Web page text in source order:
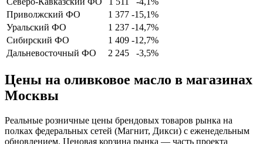
Приволжский ФО
1 377 -15,1%
Уральский ФО
1 237 -14,7%
Сибирский ФО
1 409 -12,7%
Дальневосточный ФО
2 245 -3,5%
Цены на оливковое масло в магазинах
Москвы
Реальные розничные цены брендовых товаров рынка на
полках федеральных сетей (Магнит, Дикси) с еженедельным
обновлением. Ценовая корзина рынка — часть проекта